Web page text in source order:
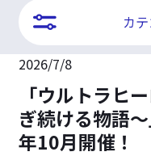
カ
2026/7/8
「ウルトラヒ
ぎ続ける物語
年10月開催！